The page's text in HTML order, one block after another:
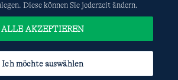
undNutzungsbedingungen
Google.
Diese können Sie jederzeit ändern.
Ich möchte auswählen
ALLE AKZEPTIEREN